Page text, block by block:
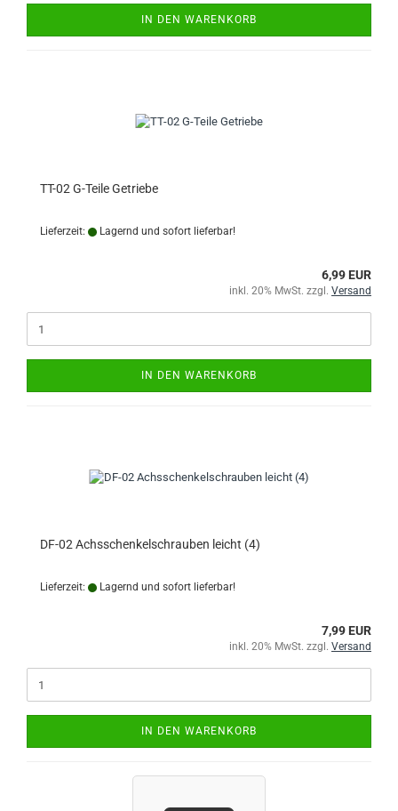
IN DEN WARENKORB
TT-02 G-Teile Getriebe
Lieferzeit: Lagernd und sofort lieferbar!
6,99 EUR
inkl. 20% MwSt. zzgl. Versand
IN DEN WARENKORB
DF-02 Achsschenkelschrauben leicht (4)
Lieferzeit: Lagernd und sofort lieferbar!
7,99 EUR
inkl. 20% MwSt. zzgl. Versand
IN DEN WARENKORB